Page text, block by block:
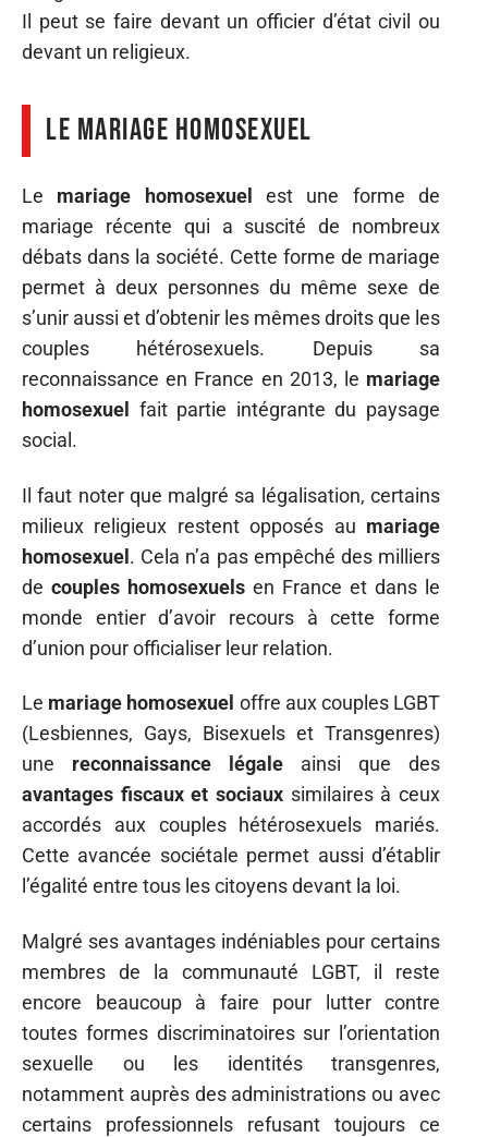
Il peut se faire devant un officier d’état civil ou
devant un religieux.
Le mariage homosexuel
Le mariage homosexuel
est une forme de
mariage récente qui a suscité de nombreux
débats dans la société. Cette forme de mariage
permet à deux personnes du même sexe de
s’unir aussi et d’obtenir les mêmes droits que les
couples hétérosexuels. Depuis sa
reconnaissance en France en 2013, le mariage
homosexuel
fait partie intégrante du paysage
social.
Il faut noter que malgré sa légalisation, certains
milieux religieux restent opposés au mariage
homosexuel. Cela n’a pas empêché des milliers
de couples homosexuels en France et dans le
monde entier d’avoir recours à cette forme
d’union pour officialiser leur relation.
Le mariage homosexuel offre aux couples LGBT
(Lesbiennes, Gays, Bisexuels et Transgenres)
une reconnaissance légale ainsi que des
avantages fiscaux et sociaux similaires à ceux
accordés aux couples hétérosexuels mariés.
Cette avancée sociétale permet aussi d’établir
l’égalité entre tous les citoyens devant la loi.
Malgré ses avantages indéniables pour certains
membres de la communauté LGBT, il reste
encore beaucoup à faire pour lutter contre
toutes formes discriminatoires sur l’orientation
sexuelle ou les identités transgenres,
notamment auprès des administrations ou avec
certains professionnels refusant toujours ce